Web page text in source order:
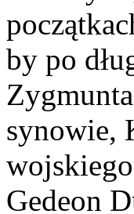
by po
synowie,
Gedeon